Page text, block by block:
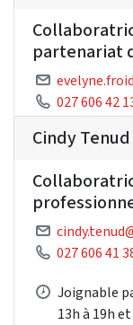
partenariat
027 606 42
Cindy Tenud
027 606 41
Joignable
13h à 19h